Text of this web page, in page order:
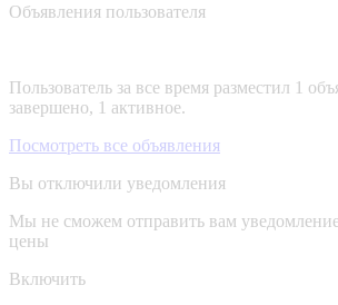
Объявления пользователя
Пользователь за все время разместил 1
завершено, 1 активное.
Посмотреть все объявления
Вы отключили уведомления
Мы не сможем отправить вам
цены
Включить